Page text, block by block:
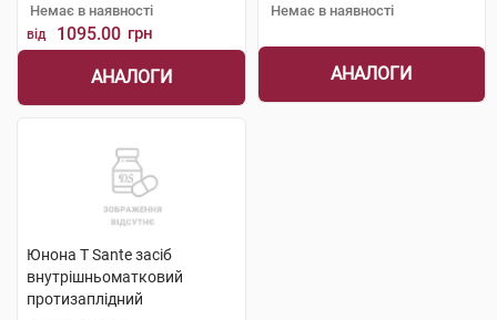
Немає в наявності
від 1095.00 грн
АНАЛОГИ
Немає в наявності
АНАЛОГИ
Юнона Т Sante засіб
внутрішньоматковий
протизаплідний